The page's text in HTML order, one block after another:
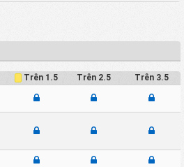
Trên 1.5 Trên 2.5 Trên 3.5